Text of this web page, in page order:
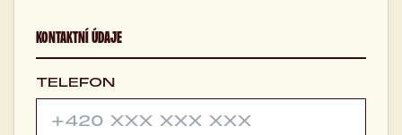
KONTAKTNÍ ÚDAJE
TELEFON